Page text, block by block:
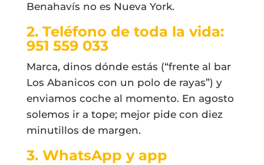
Benahavís no es Nueva York.
2. Teléfono de toda la vida:
951 559 033
Marca, dinos dónde estás (“frente al bar
Los Abanicos con un polo de rayas”) y
enviamos coche al momento. En agosto
solemos ir a tope; mejor pide con diez
minutillos de margen.
3. WhatsApp y app